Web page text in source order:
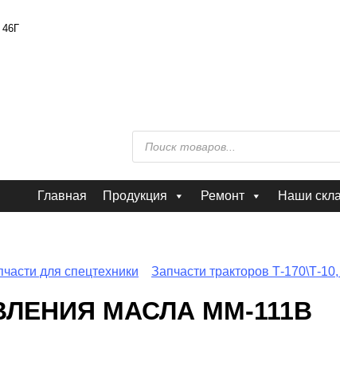
46Г
Поиск
товаров
Главная Продукция Ремонт Наши
для спецтехники Запчасти тракторов Т-170\Т-
МАСЛА ММ-111В